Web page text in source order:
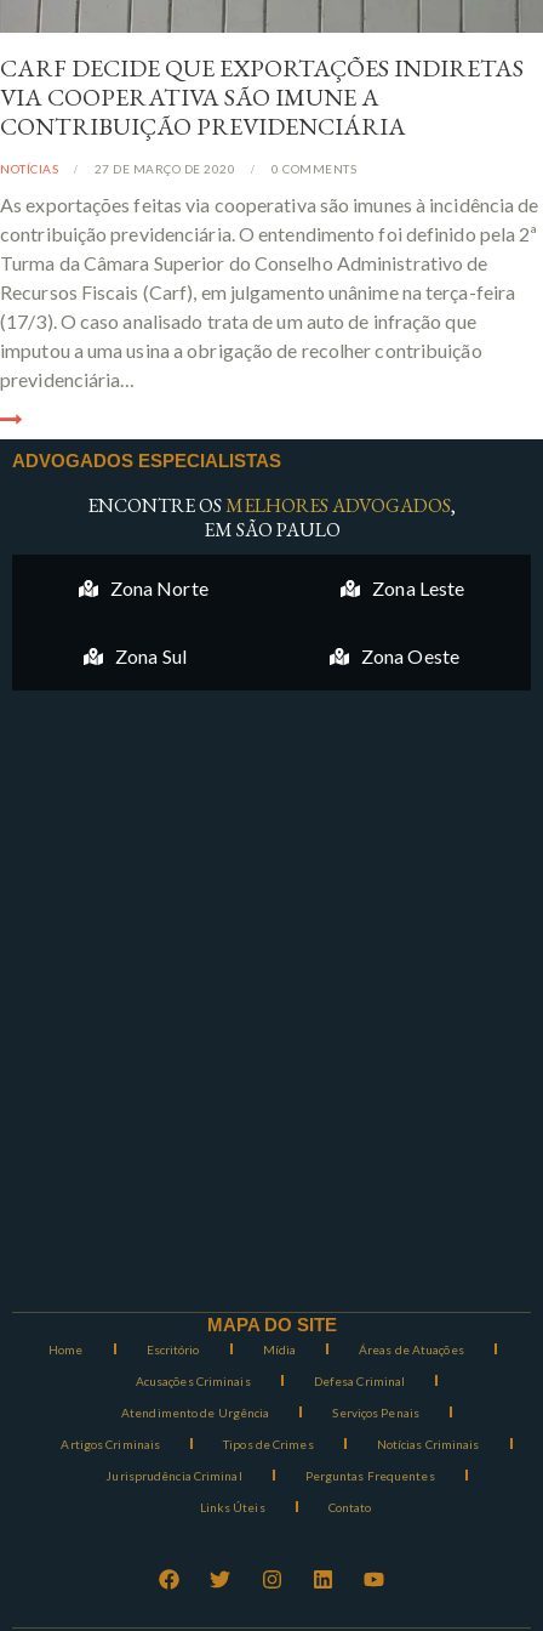
CARF DECIDE QUE EXPORTAÇÕES INDIRETAS
VIA COOPERATIVA SÃO IMUNE A
CONTRIBUIÇÃO PREVIDENCIÁRIA
NOTÍCIAS 27 DE MARÇO DE 2020 0 COMMENTS
As exportações feitas via cooperativa são imunes à incidência de
contribuição previdenciária. O entendimento foi definido pela 2ª
Turma da Câmara Superior do Conselho Administrativo de
Recursos Fiscais (Carf), em julgamento unânime na terça-feira
(17/3). O caso analisado trata de um auto de infração que
imputou a uma usina a obrigação de recolher contribuição
previdenciária…
ADVOGADOS ESPECIALISTAS
ENCONTRE OSMELHORES ADVOGADOS,
EM SÃO PAULO
Zona Norte Zona Leste
Zona Sul Zona Oeste
MAPA DO SITE
Home Escritório Mídia Áreas de Atuações
Acusações Criminais Defesa Criminal
Atendimento de Urgência Serviços Penais
Artigos Criminais Tipos de Crimes Notícias Criminais
Jurisprudência Criminal Perguntas Frequentes
Links Úteis Contato